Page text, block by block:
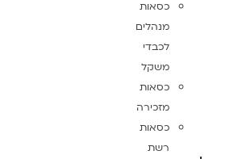
כסאות
מנהלים
לכבדי
משקל
כסאות
מזכירה
כסאות
רשת